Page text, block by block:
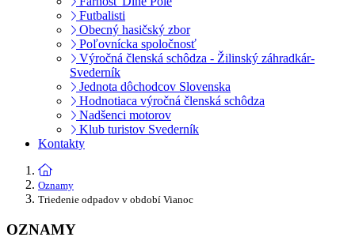
Futbalisti
Obecný hasičský zbor
Poľovnícka spoločnosť
Výročná členská schôdza - Žilinský záhradkár-
Svederník
Jednota dôchodcov Slovenska
Hodnotiaca výročná členská schôdza
Nadšenci motorov
Klub turistov Svederník
Kontakty
Oznamy
Triedenie odpadov v období Vianoc
OZNAMY